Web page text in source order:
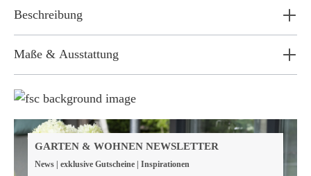
Beschreibung
Maße & Ausstattung
Wir sind FSC® zertifiziert
leisten müssen, um unsere natürlichen Ressourcen zu
GARTEN & WOHNEN NEWSLETTER
News | exklusive Gutscheine | Inspirationen